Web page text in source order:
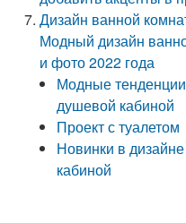
Дизайн ванной
Модный дизайн
и фото 2022 года
Модные
душевой кабиной
Проект с туалетом
Новинки в
кабиной